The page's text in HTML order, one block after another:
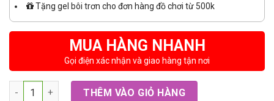
Tặng gel bôi trơn cho đơn hàng đồ chơi từ 500k
MUA HÀNG NHANH
Gọi điện xác nhận và giao hàng tận nơi
Số lượng THÊM VÀO GIỎ HÀNG